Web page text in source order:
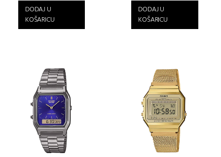
DODAJ U
KOŠARICU
DODAJ U
KOŠARICU